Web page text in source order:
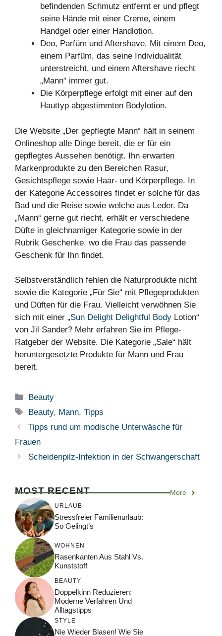
befindenden Schmutz entfernt er und pflegt
seine Hände mit einer Creme, einem
Handgel oder einer Handlotion.
Deo, Parfüm und Aftershave. Mit einem Deo,
einem Parfüm, das seine Individualität
unterstreicht, und einem Aftershave riecht
„Mann“ immer gut.
Die Körperpflege erfolgt mit einer auf den
Hauttyp abgestimmten Bodylotion.
Die Website „Der gepflegte Mann“ hält in seinem
Onlineshop alle Dinge bereit, die er für ein
gepflegtes Aussehen benötigt. Ihn erwarten
Markenprodukte zu den Bereichen Rasur,
Gesichtspflege sowie Haar- und Körperpflege. In
der Kategorie Accessoires findet er solche für das
Bad und die Reise sowie welche aus Leder. Da
„Mann“ gerne gut riecht, erhält er verschiedene
Düfte in gleichnamiger Kategorie sowie in der
Rubrik Geschenke, wo die Frau das passende
Geschenk für Ihn findet.
Selbstverständlich fehlen die Naturprodukte nicht
sowie die Kategorie „Für Sie“ mit Pflegeprodukten
und Düften für die Frau. Vielleicht verwöhnen Sie
sich mit einer „Sun Delight Delightful Body Lotion“
von Jil Sander? Mehr erfahren Sie im Pflege-
Ratgeber der Website. Die Kategorie „Sale“ hält
heruntergesetzte Produkte für Mann und Frau
bereit.
Kategorien
Beauty
Schlagwörter
Beauty, Mann,Tipps
Tipps rund um modische Unterwäsche für
Frauen
Scheidenpilz-Infektion in der Schwangerschaft
MOST RECENT More
URLAUB
Stressfreier Familienurlaub:
So Gelingt’s
WOHNEN
Rasenkanten Aus Stahl Vs.
Kunststoff
BEAUTY
Doppelkinn Reduzieren:
Moderne Verfahren Und
Alltagstipps
STYLE
Nie Wieder Blasen! Wie Sie